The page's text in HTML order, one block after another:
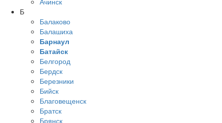
Б
Балаково
Балашиха
Барнаул
Батайск
Белгород
Бердск
Березники
Бийск
Благовещенск
Братск
Брянск